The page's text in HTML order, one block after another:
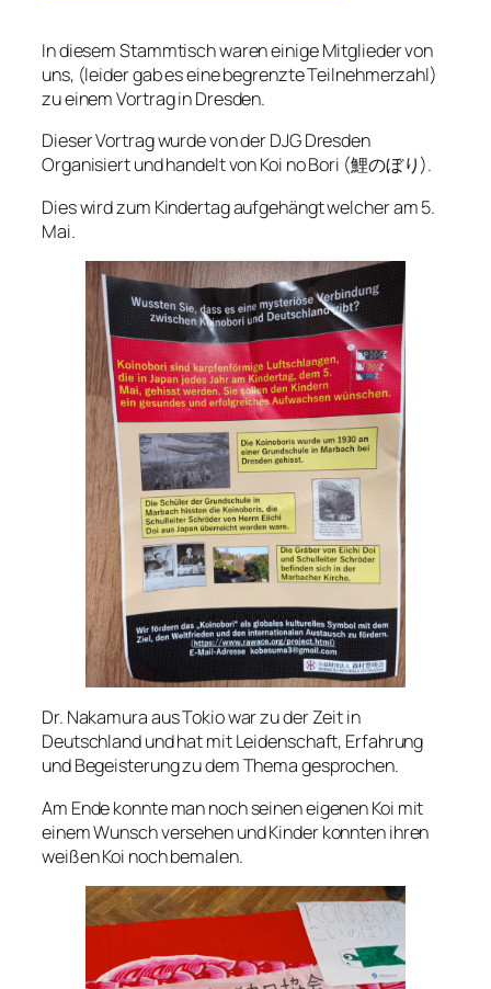
In diesem Stammtisch waren einige Mitglieder von
uns, (leider gab es eine begrenzte Teilnehmerzahl)
zu einem Vortrag in Dresden.
Dieser Vortrag wurde von der DJG Dresden
Organisiert und handelt von Koi no Bori (鯉のぼり).
Dies wird zum Kindertag aufgehängt welcher am 5.
Mai.
Dr. Nakamura aus Tokio war zu der Zeit in
Deutschland und hat mit Leidenschaft, Erfahrung
und Begeisterung zu dem Thema gesprochen.
Am Ende konnte man noch seinen eigenen Koi mit
einem Wunsch versehen und Kinder konnten ihren
weißen Koi noch bemalen.